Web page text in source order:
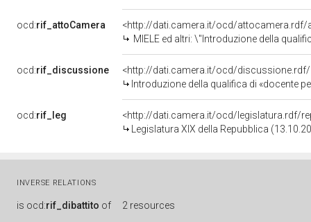
ocd:rif_attoCamera
<http://dati.camera.it/ocd/attocamera.rdf/
MIELE ed altri: \"Introduzione della qualifica di
ocd:rif_discussione
<http://dati.camera.it/ocd/discussione.rdf/
Introduzione della qualifica di «docente
ocd:rif_leg
<http://dati.camera.it/ocd/legislatura.rdf/
Legislatura XIX della Repubblica
INVERSE RELATIONS
is ocd:rif_dibattito of 2 resources